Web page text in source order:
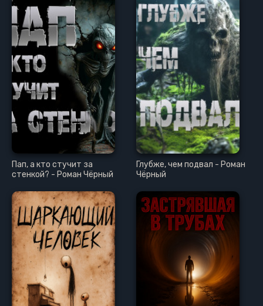
Пап, а кто стучит за
стенкой? - Роман Чёрный
Глубже, чем подвал - Роман
Чёрный